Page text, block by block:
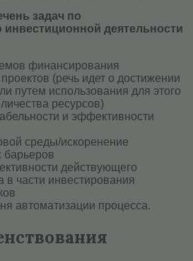
задач по
деятельности
финансирования
(речь идет о достижении
путем использования для этого
ресурсов)
и эффективности
среды/искоренение
барьеров
действующего
в части инвестирования
автоматизации процесса.